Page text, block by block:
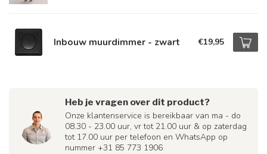
Inbouw muurdimmer - zwart €19,95
Heb je vragen over dit product?
Onze klantenservice is bereikbaar van ma - do
08.30 - 23.00 uur, vr tot 21.00 uur & op zaterdag
tot 17.00 uur per telefoon en WhatsApp op
nummer +31 85 773 1906